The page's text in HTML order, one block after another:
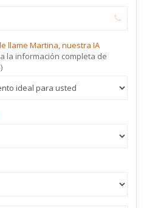
llame Martina, nuestra IA
la información completa de